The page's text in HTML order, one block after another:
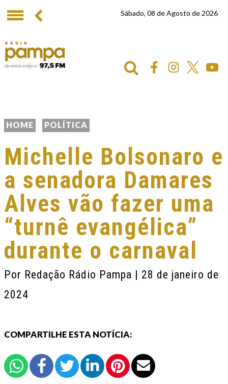
Sábado, 08 de Agosto de 2026
HOME POLÍTICA
Michelle Bolsonaro e
a senadora Damares
Alves vão fazer uma
“turnê evangélica”
durante o carnaval
Por Redação Rádio Pampa | 28 de janeiro de
2024
COMPARTILHE ESTA NOTÍCIA: